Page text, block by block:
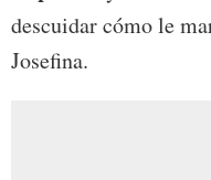
descuidar cómo le
Josefina.